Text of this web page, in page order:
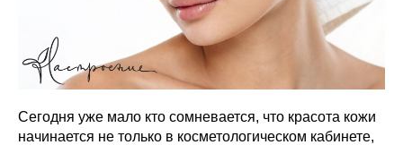
Сегодня уже мало кто сомневается, что красота кожи
начинается не только в косметологическом кабинете,